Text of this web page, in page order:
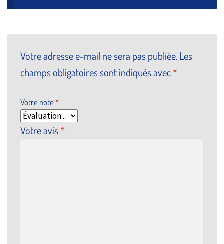
Votre adresse e-mail ne sera pas publiée.Les
champs obligatoires sont indiqués avec*
Votre note*
Votre avis*